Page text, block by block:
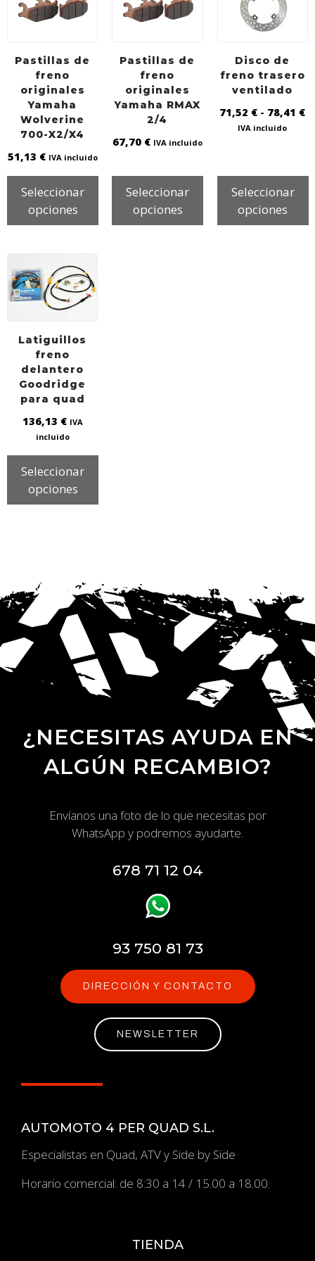
Pastillas de
freno
originales
Yamaha
Wolverine
700-X2/X4
51,13 € IVA incluido
Seleccionar
opciones
Pastillas de
freno
originales
Yamaha RMAX
2/4
67,70 € IVA incluido
Seleccionar
opciones
Disco de
freno trasero
ventilado
71,52 € - 78,41 €
IVA incluido
Seleccionar
opciones
Latiguillos
freno
delantero
Goodridge
para quad
136,13 € IVA
incluido
Seleccionar
opciones
¿NECESITAS AYUDA EN
ALGÚN RECAMBIO?
Envíanos una foto de lo que necesitas por
WhatsApp y podremos ayudarte.
678 71 12 04
93 750 81 73
DIRECCIÓN Y CONTACTO
NEWSLETTER
AUTOMOTO 4 PER QUAD S.L.
Especialistas en Quad, ATV y Side by Side
Horario comercial: de 8:30 a 14 / 15.00 a 18.00.
TIENDA